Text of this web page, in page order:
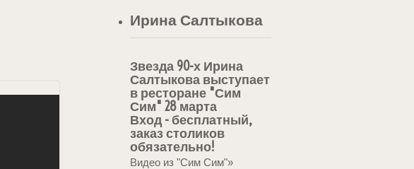
Ирина Салтыкова
Звезда 90-х Ирина
Салтыкова выступает
в ресторане "Сим
Сим" 28 марта
Вход - бесплатный,
заказ столиков
обязательно!
Видео из "Сим Сим"»